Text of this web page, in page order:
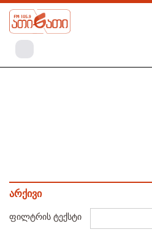
არქივი
ფილტრის ტექსტი